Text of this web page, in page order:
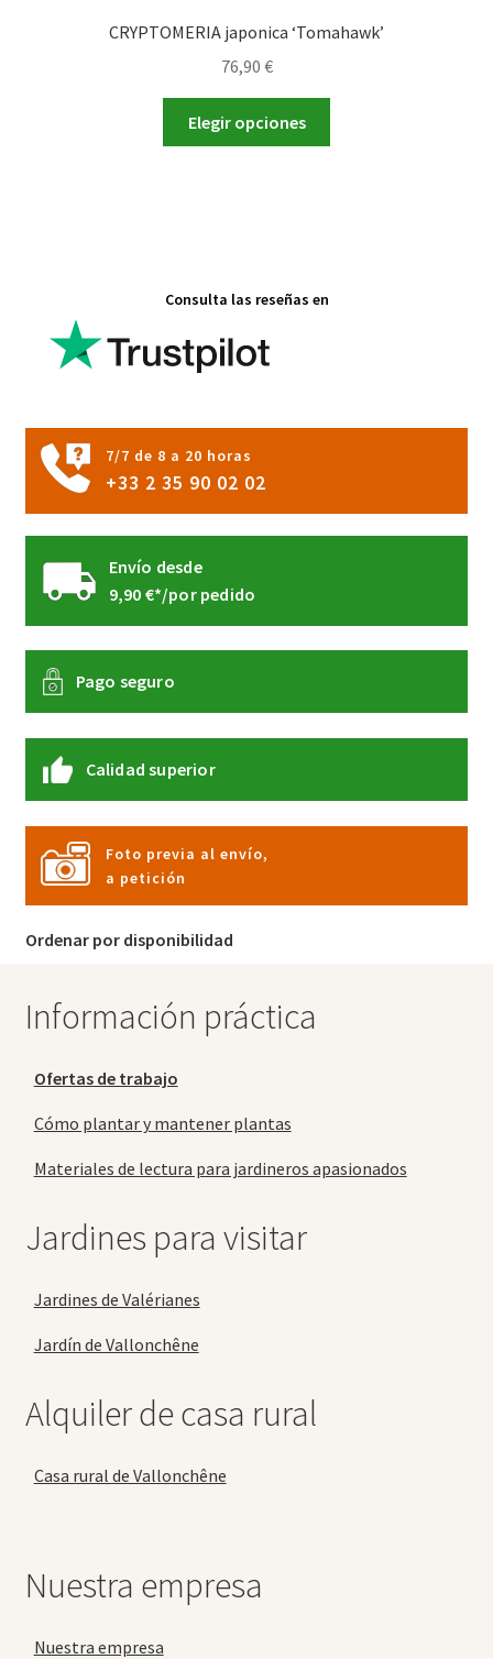
CRYPTOMERIA japonica ‘Tomahawk’
76,90 €
Elegir opciones
Consulta las reseñas en
7/7 de 8 a 20 horas
+33 2 35 90 02 02
Envío desde
9,90 €*/por pedido
Pago seguro
Calidad superior
Foto previa al envío,
a petición
Ordenar por disponibilidad
Información práctica
Ofertas de trabajo
Cómo plantar y mantener plantas
Materiales de lectura para jardineros apasionados
Jardines para visitar
Jardines de Valérianes
Jardín de Vallonchêne
Alquiler de casa rural
Casa rural de Vallonchêne
Nuestra empresa
Nuestra empresa